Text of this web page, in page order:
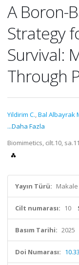
A Boron-
Strategy
Survival:
Through
Yildirim C.,Bal Albayrak
...Daha Fazla
Biomimetics, cilt.10,
Yayın Türü:
Cilt numarası: 10
Basım Tarihi: 2025
Doi Numarası: